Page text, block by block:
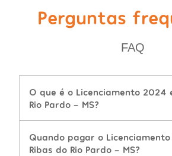
Perguntas
FAQ
O que é o Licenciamento 2024
Rio Pardo - MS?
Quando pagar o
Ribas do Rio Pardo - MS?